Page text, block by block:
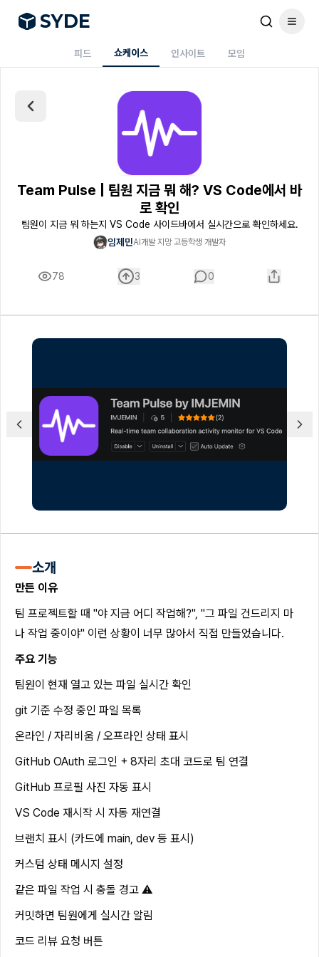
SYDE
피드 쇼케이스 인사이트 모임
Team Pulse | 팀원 지금 뭐 해? VS Code에서 바
로 확인
팀원이 지금 뭐 하는지 VS Code 사이드바에서 실시간으로 확인하세요.
임제민AI개발 지망 고등학생 개발자
78 3 0
소개
만든 이유
팀 프로젝트할 때 "야 지금 어디 작업해?", "그 파일 건드리지 마
나 작업 중이야" 이런 상황이 너무 많아서 직접 만들었습니다.
주요 기능
팀원이 현재 열고 있는 파일 실시간 확인
git 기준 수정 중인 파일 목록
온라인 / 자리비움 / 오프라인 상태 표시
GitHub OAuth 로그인 + 8자리 초대 코드로 팀 연결
GitHub 프로필 사진 자동 표시
VS Code 재시작 시 자동 재연결
브랜치 표시 (카드에 main, dev 등 표시)
커스텀 상태 메시지 설정
같은 파일 작업 시 충돌 경고 ⚠️
커밋하면 팀원에게 실시간 알림
코드 리뷰 요청 버튼